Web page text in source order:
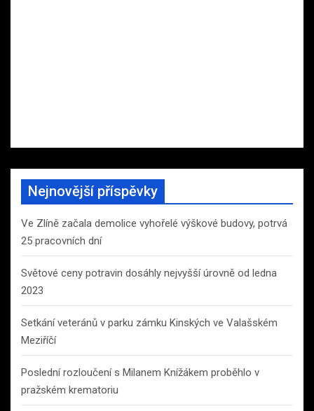
Nejnovější příspěvky
Ve Zlíně začala demolice vyhořelé výškové budovy, potrvá
25 pracovních dní
Světové ceny potravin dosáhly nejvyšší úrovně od ledna
2023
Setkání veteránů v parku zámku Kinských ve Valašském
Meziříčí
Poslední rozloučení s Milanem Knížákem proběhlo v
pražském krematoriu